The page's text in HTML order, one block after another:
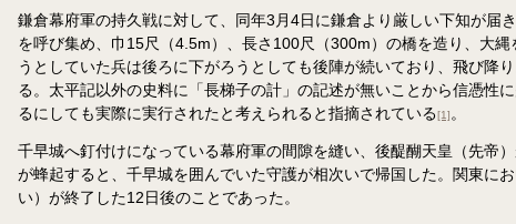
鎌倉幕府軍の持久戦に対して、同年3月4日に鎌倉より厳しい下知が届
を呼び集め、巾15尺（4.5m）、長さ100尺（300m）の橋を造り、大
うとしていた兵は後ろに下がろうとしても後陣が続いており、飛び降
る。太平記以外の史料に「長梯子の計」の記述が無いことから信憑性
るにしても実際に実行されたと考えられると指摘されている[1] 。
千早城へ釘付けになっている幕府軍の間隙を縫い、後醍醐天皇（先帝
が蜂起すると、千早城を囲んでいた守護が相次いで帰国した。関東に
い）が終了した12日後のことであった。